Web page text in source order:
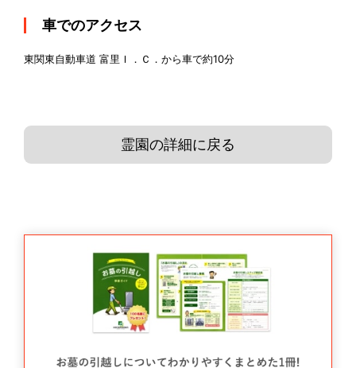
車でのアクセス
東関東自動車道 富里Ｉ．Ｃ．から車で約10分
霊園の詳細に戻る